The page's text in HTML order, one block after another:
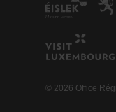
© 2026 Office